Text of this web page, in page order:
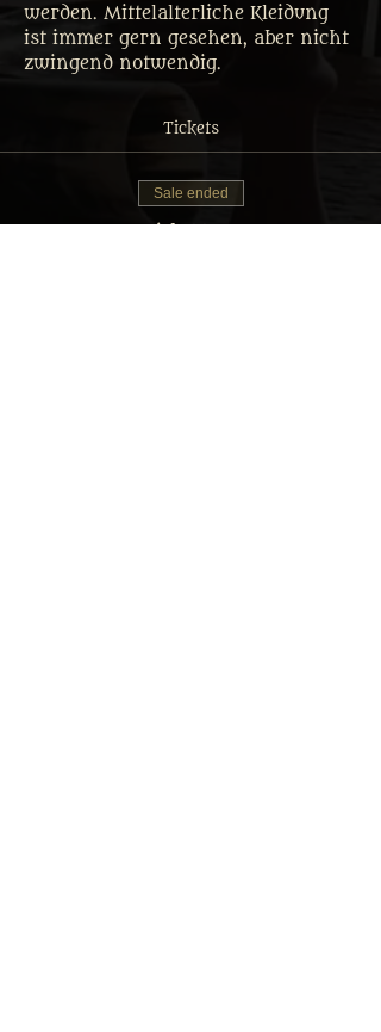
werden. Mittelalterliche Kleidung
ist immer gern gesehen, aber nicht
zwingend notwendig.
Tickets
Sale ended
Ticket type